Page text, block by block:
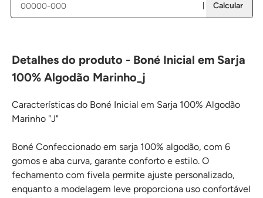
Calcular
Detalhes do produto - Boné Inicial em Sarja
100% Algodão Marinho_j
Características do Boné Inicial em Sarja 100% Algodão
Marinho "J"
Boné Confeccionado em sarja 100% algodão, com 6
gomos e aba curva, garante conforto e estilo. O
fechamento com fivela permite ajuste personalizado,
enquanto a modelagem leve proporciona uso confortável